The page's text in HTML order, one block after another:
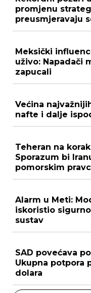
promjenu
preusmjeravaju
Meksički
uživo: Napadači
zapucali
Većina
nafte i dalje
Teheran na
Sporazum bi
pomorskim
Alarm u Meti:
iskoristio
sustav
SAD povećava
Ukupna potpora
dolara